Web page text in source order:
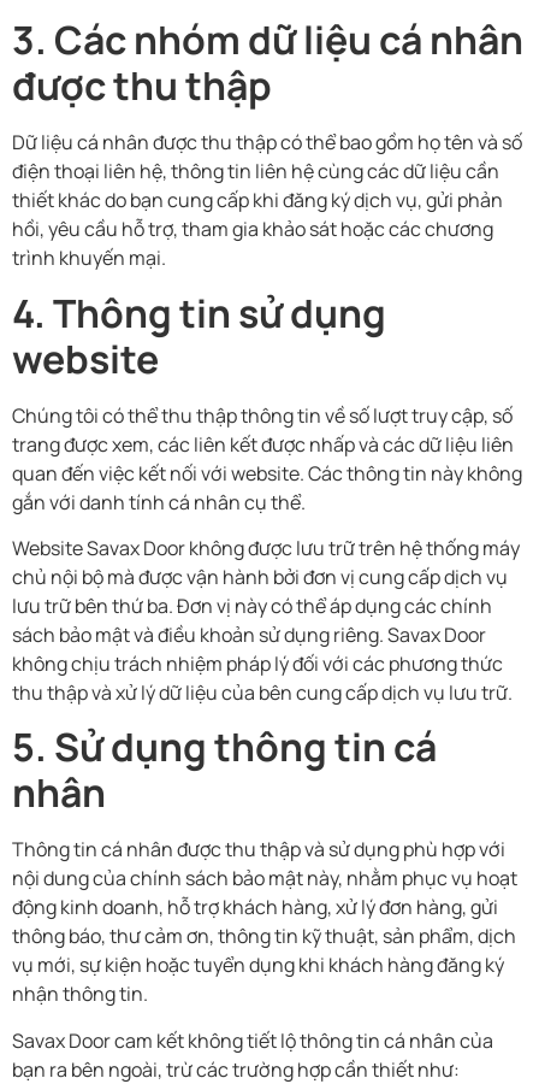
3. Các nhóm dữ liệu cá nhân
được thu thập
Dữ liệu cá nhân được thu thập có thể bao gồm họ tên và số
điện thoại liên hệ, thông tin liên hệ cùng các dữ liệu cần
thiết khác do bạn cung cấp khi đăng ký dịch vụ, gửi phản
hồi, yêu cầu hỗ trợ, tham gia khảo sát hoặc các chương
trình khuyến mại.
4. Thông tin sử dụng
website
Chúng tôi có thể thu thập thông tin về số lượt truy cập, số
trang được xem, các liên kết được nhấp và các dữ liệu liên
quan đến việc kết nối với website. Các thông tin này không
gắn với danh tính cá nhân cụ thể.
Website Savax Door không được lưu trữ trên hệ thống máy
chủ nội bộ mà được vận hành bởi đơn vị cung cấp dịch vụ
lưu trữ bên thứ ba. Đơn vị này có thể áp dụng các chính
sách bảo mật và điều khoản sử dụng riêng. Savax Door
không chịu trách nhiệm pháp lý đối với các phương thức
thu thập và xử lý dữ liệu của bên cung cấp dịch vụ lưu trữ.
5. Sử dụng thông tin cá
nhân
Thông tin cá nhân được thu thập và sử dụng phù hợp với
nội dung của chính sách bảo mật này, nhằm phục vụ hoạt
động kinh doanh, hỗ trợ khách hàng, xử lý đơn hàng, gửi
thông báo, thư cảm ơn, thông tin kỹ thuật, sản phẩm, dịch
vụ mới, sự kiện hoặc tuyển dụng khi khách hàng đăng ký
nhận thông tin.
Savax Door cam kết không tiết lộ thông tin cá nhân của
bạn ra bên ngoài, trừ các trường hợp cần thiết như: